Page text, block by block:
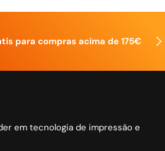
para compras acima de 175€
em tecnologia de impressão e